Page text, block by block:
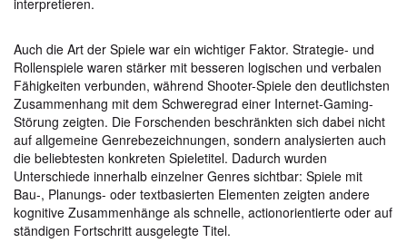
Auch die Art der Spiele war ein wichtiger Faktor. Strategie- und
Rollenspiele waren stärker mit besseren logischen und verbalen
Fähigkeiten verbunden, während Shooter-Spiele den deutlichsten
Zusammenhang mit dem Schweregrad einer Internet-Gaming-
Störung zeigten. Die Forschenden beschränkten sich dabei nicht
auf allgemeine Genrebezeichnungen, sondern analysierten auch
die beliebtesten konkreten Spieletitel. Dadurch wurden
Unterschiede innerhalb einzelner Genres sichtbar: Spiele mit
Bau-, Planungs- oder textbasierten Elementen zeigten andere
kognitive Zusammenhänge als schnelle, actionorientierte oder auf
ständigen Fortschritt ausgelegte Titel.